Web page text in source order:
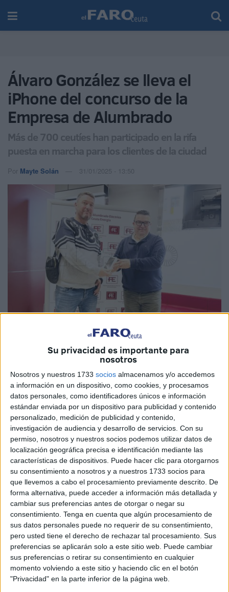
Su privacidad es importante para
nosotros
Nosotros y nuestros 1733 socios almacenamos y/o accedemos
a información en un dispositivo, como cookies, y procesamos
datos personales, como identificadores únicos e información
estándar enviada por un dispositivo para publicidad y contenido
personalizado, medición de publicidad y contenido,
investigación de audiencia y desarrollo de servicios. Con su
permiso, nosotros y nuestros socios podemos utilizar datos de
localización geográfica precisa e identificación mediante las
características de dispositivos. Puede hacer clic para otorgarnos
su consentimiento a nosotros y a nuestros 1733 socios para
que llevemos a cabo el procesamiento previamente descrito. De
forma alternativa, puede acceder a información más detallada y
cambiar sus preferencias antes de otorgar o negar su
consentimiento. Tenga en cuenta que algún procesamiento de
sus datos personales puede no requerir de su consentimiento,
pero usted tiene el derecho de rechazar tal procesamiento. Sus
preferencias se aplicarán solo a este sitio web. Puede cambiar
sus preferencias o retirar su consentimiento en cualquier
momento volviendo a este sitio y haciendo clic en el botón
"Privacidad" en la parte inferior de la página web.
Álvaro González se lleva el
iPhone del concurso de la
Empresa de Alumbrado
Más de 700 ceutíes han participado en la rifa
puesta en marcha para los clientes de la ciudad
Por Mayte Solán 31/01/2025 - 13:50
El sorteo ‘La energía en tu iPhone’ ya tiene ganador.
Álvaro González es el agraciado que este viernes se ha
alzado con el teléfono delconcursocelebrado por la
Empresa de Alumbrado Eléctricode Ceuta. El regalo, un
iPhone 16 pro, fue entregado este viernes en las
instalaciones de la oficina comercial de la calle General
Serrano Orive por parte de Luis Rodríguez Barbancho,
responsable de atención al cliente de EAECE.
“Llegó mi madre con un folleto a casa donde ponía que
sorteaban un teléfono, lo eché y me tocó. La verdad es que
estoy muy contento porque es la primera vez en mi vida
que gano algo”, comentaba Álvaro González tras la
entrega del teléfono de Apple.
El concurso, organizado por Empresa de Alumbrado